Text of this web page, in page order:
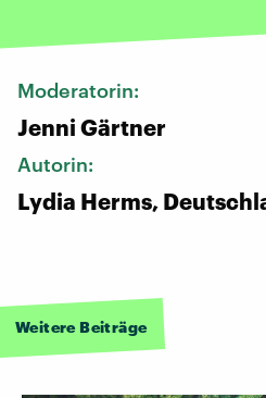
Moderatorin:
Jenni Gärtner
Autorin:
Lydia Herms,
Weitere Beiträge